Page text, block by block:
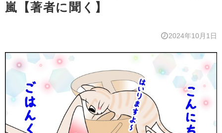
嵐【著者に聞く】
2024年10月1日